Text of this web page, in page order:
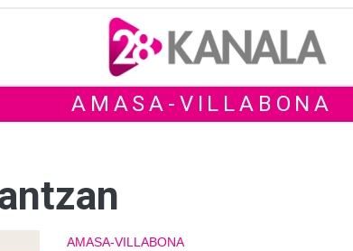
AMASA-VILLABONA
AMASA-VILLABONA